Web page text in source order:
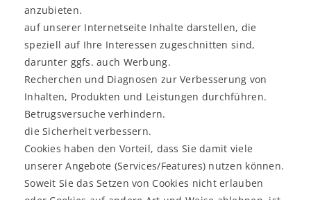
anzubieten.
auf unserer Internetseite Inhalte darstellen, die
speziell auf Ihre Interessen zugeschnitten sind,
darunter ggfs. auch Werbung.
Recherchen und Diagnosen zur Verbesserung von
Inhalten, Produkten und Leistungen durchführen.
Betrugsversuche verhindern.
die Sicherheit verbessern.
Cookies haben den Vorteil, dass Sie damit viele
unserer Angebote (Services/Features) nutzen können.
Soweit Sie das Setzen von Cookies nicht erlauben